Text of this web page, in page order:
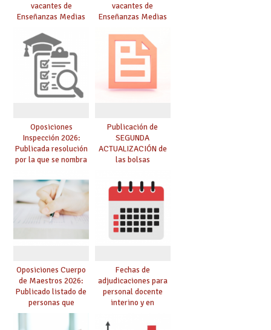
vacantes de
Enseñanzas Medias
vacantes de
Enseñanzas Medias
Oposiciones
Inspección 2026:
Publicada resolución
por la que se nombra
prácticas, se regulan
dichas prácticas y se
convoca acto público
de adjudicación
Publicación de
SEGUNDA
ACTUALIZACIÓN de
las bolsas
Cuerpo de Maestros
de especialidades
convocadas a
oposición
Oposiciones Cuerpo
de Maestros 2026:
Publicado listado de
personas que
adquieren nueva
especialidad
Fechas de
adjudicaciones para
personal docente
interino y en
debes saber